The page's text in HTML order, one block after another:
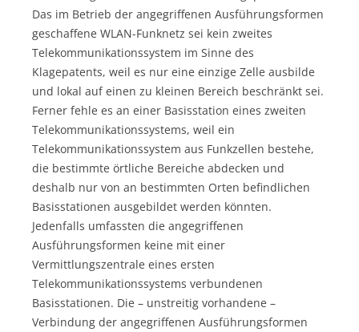
Das im Betrieb der angegriffenen Ausführungsformen
geschaffene WLAN-Funknetz sei kein zweites
Telekommunikationssystem im Sinne des
Klagepatents, weil es nur eine einzige Zelle ausbilde
und lokal auf einen zu kleinen Bereich beschränkt sei.
Ferner fehle es an einer Basisstation eines zweiten
Telekommunikationssystems, weil ein
Telekommunikationssystem aus Funkzellen bestehe,
die bestimmte örtliche Bereiche abdecken und
deshalb nur von an bestimmten Orten befindlichen
Basisstationen ausgebildet werden könnten.
Jedenfalls umfassten die angegriffenen
Ausführungsformen keine mit einer
Vermittlungszentrale eines ersten
Telekommunikationssystems verbundenen
Basisstationen. Die – unstreitig vorhandene –
Verbindung der angegriffenen Ausführungsformen